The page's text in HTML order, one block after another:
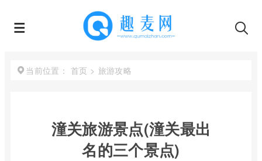
当前位置： 首页 > 旅游攻略
潼关旅游景点(潼关最出
名的三个景点)